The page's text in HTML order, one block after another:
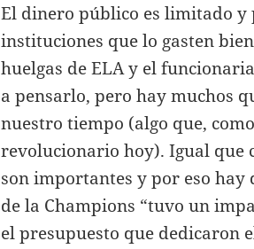
El dinero público es limitado y
instituciones que lo gasten
huelgas de ELA y el
a pensarlo, pero hay muchos
nuestro tiempo (algo que,
revolucionario hoy). Igual que
son importantes y por eso
de la Champions “tuvo un
el presupuesto que dedicaron